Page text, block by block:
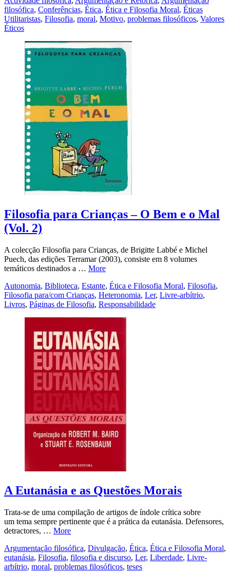
filosófica, Conferências, Ética, Ética e Filosofia Moral, Éticas
Utilitaristas, Filosofia, moral, Motivo, problemas filosóficos, Valores
Éticos
Filosofia para Crianças – O Bem e o Mal
(Vol. 2)
A colecção Filosofia para Crianças, de Brigitte Labbé e Michel
Puech, das edições Terramar (2003), consiste em 8 volumes
temáticos destinados a … More
Autonomia, Biblioteca, Estante, Ética e Filosofia Moral, Filosofia,
Filosofia para/com Crianças, Heteronomia, Ler, Livre-arbítrio,
Livros, Páginas de Filosofia, Responsabilidade
A Eutanásia e as Questões Morais
Trata-se de uma compilação de artigos de índole crítica sobre
um tema sempre pertinente que é a prática da eutanásia. Defensores,
detractores, … More
Argumentação filosófica, Divulgação, Ética, Ética e Filosofia Moral,
eutanásia, Filosofia, filosofia e discurso, Ler, Liberdade, Livre-
arbítrio, moral, problemas filosóficos, teses